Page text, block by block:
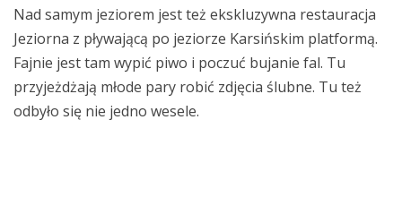
Nad samym jeziorem jest też ekskluzywna restauracja
Jeziorna z pływającą po jeziorze Karsińskim platformą.
Fajnie jest tam wypić piwo i poczuć bujanie fal. Tu
przyjeżdżają młode pary robić zdjęcia ślubne. Tu też
odbyło się nie jedno wesele.